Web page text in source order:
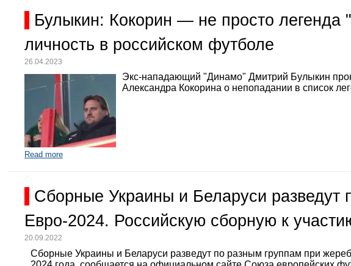
Булыкин: Кокорин — не просто легенда
личность в российском футболе
26.04.2023
Экс-нападающий "Динамо" Дмитрий Булыкин
Александра Кокорина о непопадании в список
Read more
Сборные Украины и Беларуси разведут
Евро-2024. Российскую сборную к
20.09.2022
Сборные Украины и Беларуси разведут по разным группам при